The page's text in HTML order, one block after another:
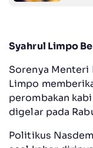
Syahrul Limpo
Sorenya Menteri
Limpo
perombakan
digelar pada
Politikus